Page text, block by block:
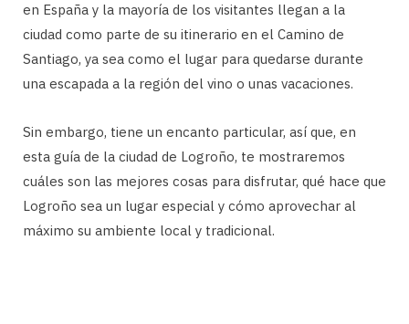
en España y la mayoría de los visitantes llegan a la
ciudad como parte de su itinerario en el Camino de
Santiago, ya sea como el lugar para quedarse durante
una escapada a la región del vino o unas vacaciones.
Sin embargo, tiene un encanto particular, así que, en
esta guía de la ciudad de Logroño, te mostraremos
cuáles son las mejores cosas para disfrutar, qué hace que
Logroño sea un lugar especial y cómo aprovechar al
máximo su ambiente local y tradicional.